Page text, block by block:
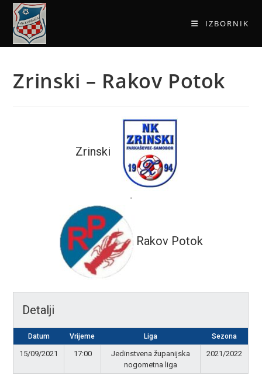
IZBORNIK
Zrinski – Rakov Potok
Zrinski
-
Rakov Potok
Detalji
Datum Vrijeme Liga Sezona
15/09/2021 17:00
Jedinstvena županijska
nogometna liga
2021/2022